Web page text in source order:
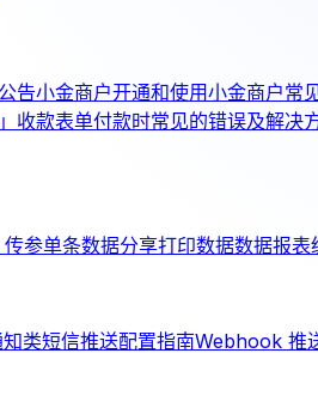
告小金商户开通和使用小金商户常
收款表单付款时常见的错误及解决
参单条数据分享打印数据数据报表
类短信推送配置指南Webhook 推